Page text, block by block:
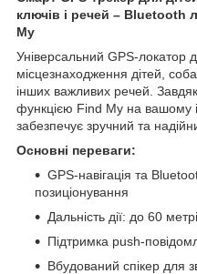
ключів і речей – Bluetooth
My
Універсальний GPS-локатор
місцезнаходження дітей,
інших важливих речей.
функцією Find My на вашому
забезпечує зручний та
Основні переваги:
GPS-навігація та
позиціонування
Дальність дії: до 60
Підтримка push-
Вбудований спікер для